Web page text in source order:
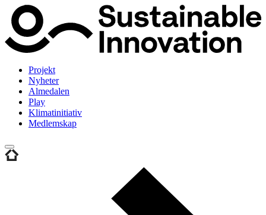
Projekt
Nyheter
Almedalen
Play
Klimatinitiativ
Medlemskap